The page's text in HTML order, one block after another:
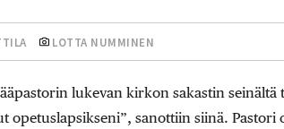
LOTTA NUMMINEN
lukevan kirkon sakastin
opetuslapsikseni”, sanottiin siinä.